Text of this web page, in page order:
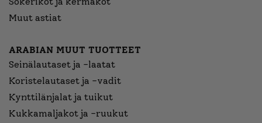
Muut astiat
ARABIAN MUUT TUOTTEET
Seinälautaset ja -laatat
Koristelautaset ja -vadit
Kynttilänjalat ja tuikut
Kukkamaljakot ja -ruukut